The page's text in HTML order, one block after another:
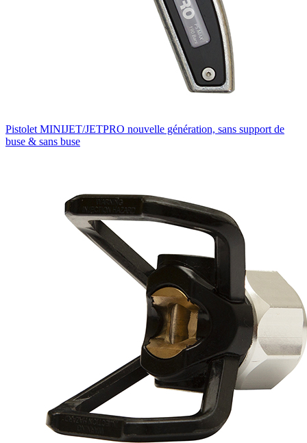
Pistolet MINIJET/JETPRO nouvelle génération, sans support de
buse & sans buse